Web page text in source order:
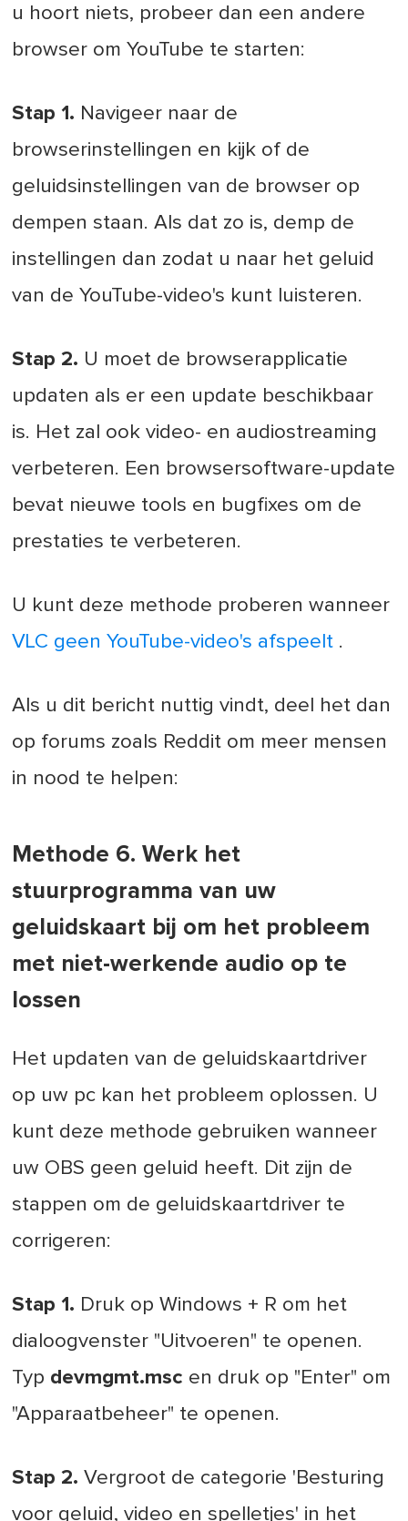
u hoort niets, probeer dan een andere
browser om YouTube te starten:
Stap 1. Navigeer naar de
browserinstellingen en kijk of de
geluidsinstellingen van de browser op
dempen staan. Als dat zo is, demp de
instellingen dan zodat u naar het geluid
van de YouTube-video's kunt luisteren.
Stap 2. U moet de browserapplicatie
updaten als er een update beschikbaar
is. Het zal ook video- en audiostreaming
verbeteren. Een browsersoftware-update
bevat nieuwe tools en bugfixes om de
prestaties te verbeteren.
U kunt deze methode proberen wanneer
VLC geen YouTube-video's afspeelt .
Als u dit bericht nuttig vindt, deel het dan
op forums zoals Reddit om meer mensen
in nood te helpen:
Methode 6. Werk het
stuurprogramma van uw
geluidskaart bij om het probleem
met niet-werkende audio op te
lossen
Het updaten van de geluidskaartdriver
op uw pc kan het probleem oplossen. U
kunt deze methode gebruiken wanneer
uw OBS geen geluid heeft. Dit zijn de
stappen om de geluidskaartdriver te
corrigeren:
Stap 1. Druk op Windows + R om het
dialoogvenster "Uitvoeren" te openen.
Typ devmgmt.msc en druk op "Enter" om
"Apparaatbeheer" te openen.
Stap 2. Vergroot de categorie 'Besturing
voor geluid, video en spelletjes' in het